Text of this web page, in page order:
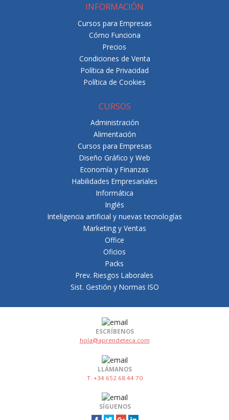
INFORMACIÓN
Cursos para Empresas
Cómo Funciona
Precios
Condiciones de Venta
Política de Privacidad
Política de Cookies
CURSOS
Administración
Alimentación
Cursos para Empresas
Diseño Gráfico y Web
Economía y Finanzas
Habilidades Empresariales
Informática
Inglés
Inteligencia artificial y nuevas tecnologías
Marketing y Ventas
Office
Oficios
Packs
Prev. Riesgos Laborales
Sist. Gestión y Normas ISO
ESCRÍBENOS
hola@aprendeteca.com
LLÁMANOS
T. +34 652 68 44 70
SÍGUENOS